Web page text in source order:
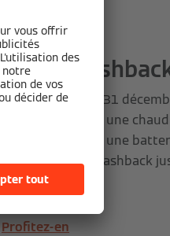
Action
Achetez avant le 31
pompe à chaleur, une
condensation ou une
et profitez d’un cashback
Profitez-en